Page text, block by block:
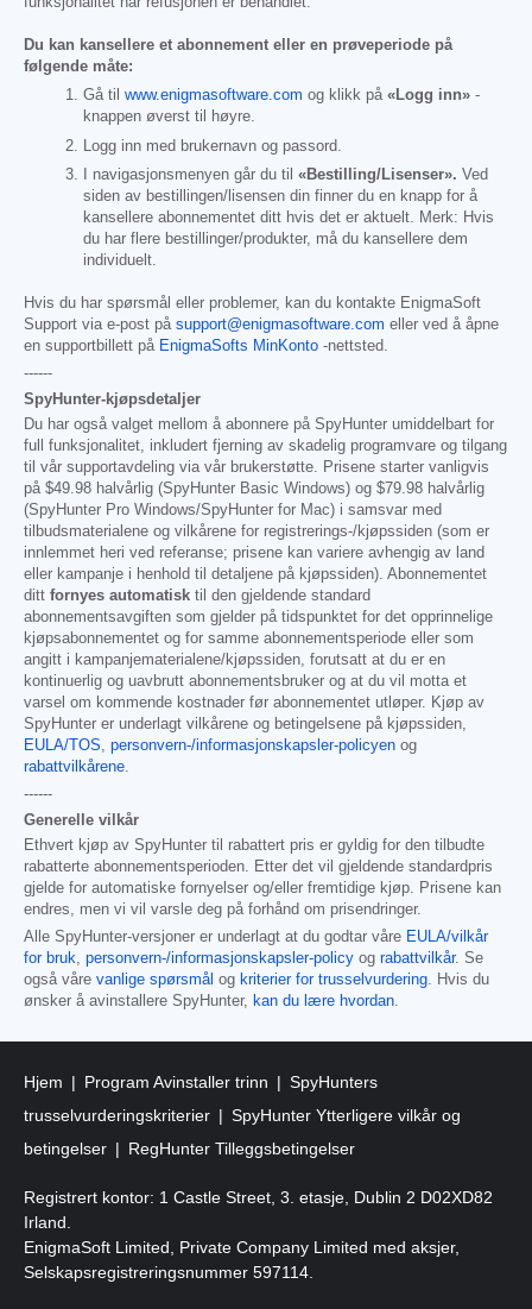
Du kan kansellere et abonnement eller en prøveperiode på
følgende måte:
Gå til www.enigmasoftware.com og klikk på «Logg inn» -
knappen øverst til høyre.
Logg inn med brukernavn og passord.
I navigasjonsmenyen går du til «Bestilling/Lisenser». Ved
siden av bestillingen/lisensen din finner du en knapp for å
kansellere abonnementet ditt hvis det er aktuelt. Merk: Hvis
du har flere bestillinger/produkter, må du kansellere dem
individuelt.
Hvis du har spørsmål eller problemer, kan du kontakte EnigmaSoft
Support via e-post på support@enigmasoftware.com eller ved å åpne
en supportbillett på EnigmaSofts MinKonto -nettsted.
------
SpyHunter-kjøpsdetaljer
Du har også valget mellom å abonnere på SpyHunter umiddelbart for
full funksjonalitet, inkludert fjerning av skadelig programvare og tilgang
til vår supportavdeling via vår brukerstøtte. Prisene starter vanligvis
på $49.98 halvårlig (SpyHunter Basic Windows) og $79.98 halvårlig
(SpyHunter Pro Windows/SpyHunter for Mac) i samsvar med
tilbudsmaterialene og vilkårene for registrerings-/kjøpssiden (som er
innlemmet heri ved referanse; prisene kan variere avhengig av land
eller kampanje i henhold til detaljene på kjøpssiden). Abonnementet
ditt fornyes automatisk til den gjeldende standard
abonnementsavgiften som gjelder på tidspunktet for det opprinnelige
kjøpsabonnementet og for samme abonnementsperiode eller som
angitt i kampanjematerialene/kjøpssiden, forutsatt at du er en
kontinuerlig og uavbrutt abonnementsbruker og at du vil motta et
varsel om kommende kostnader før abonnementet utløper. Kjøp av
SpyHunter er underlagt vilkårene og betingelsene på kjøpssiden,
EULA/TOS, personvern-/informasjonskapsler-policyen og
rabattvilkårene.
------
Generelle vilkår
Ethvert kjøp av SpyHunter til rabattert pris er gyldig for den tilbudte
rabatterte abonnementsperioden. Etter det vil gjeldende standardpris
gjelde for automatiske fornyelser og/eller fremtidige kjøp. Prisene kan
endres, men vi vil varsle deg på forhånd om prisendringer.
Alle SpyHunter-versjoner er underlagt at du godtar våre EULA/vilkår
for bruk, personvern-/informasjonskapsler-policy og rabattvilkår. Se
også våre vanlige spørsmål og kriterier for trusselvurdering. Hvis du
ønsker å avinstallere SpyHunter, kan du lære hvordan.
Hjem Program Avinstaller trinn
SpyHunters
trusselvurderingskriterier
SpyHunter Ytterligere vilkår og
betingelser
RegHunter Tilleggsbetingelser
Registrert kontor: 1 Castle Street, 3. etasje, Dublin 2 D02XD82
Irland.
EnigmaSoft Limited, Private Company Limited med aksjer,
Selskapsregistreringsnummer 597114.